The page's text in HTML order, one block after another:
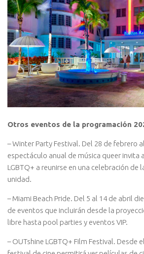
Otros eventos de la programación
– Winter Party Festival. Del 28 de febrero
espectáculo anual de música queer invita
LGBTQ+ a reunirse en una celebración de
unidad.
– Miami Beach Pride. Del 5 al 14 de abril
de eventos que incluirán desde la
libre hasta pool parties y eventos VIP.
– OUTshine LGBTQ+ Film Festival. Desde